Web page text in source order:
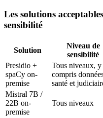
Les solutions
sensibilité
Solution
Niveau de
sensibilité
Presidio +
spaCy on-
premise
Tous niveaux, y
compris
santé et
Mistral 7B /
22B on-
premise
Tous niveaux